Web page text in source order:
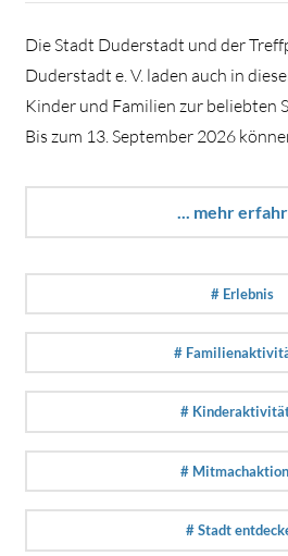
Die Stadt Duderstadt und der
Duderstadt e. V. laden auch in
Kinder und Familien zur beliebten
Bis zum 13. September 2026
... mehr
# Erlebnis
#
#
#
# Stadt